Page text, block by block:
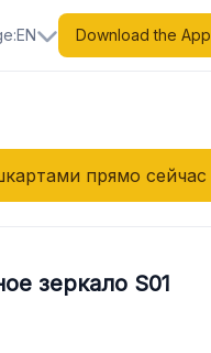
:EN Download the App
прямо сейчас
зеркало S01